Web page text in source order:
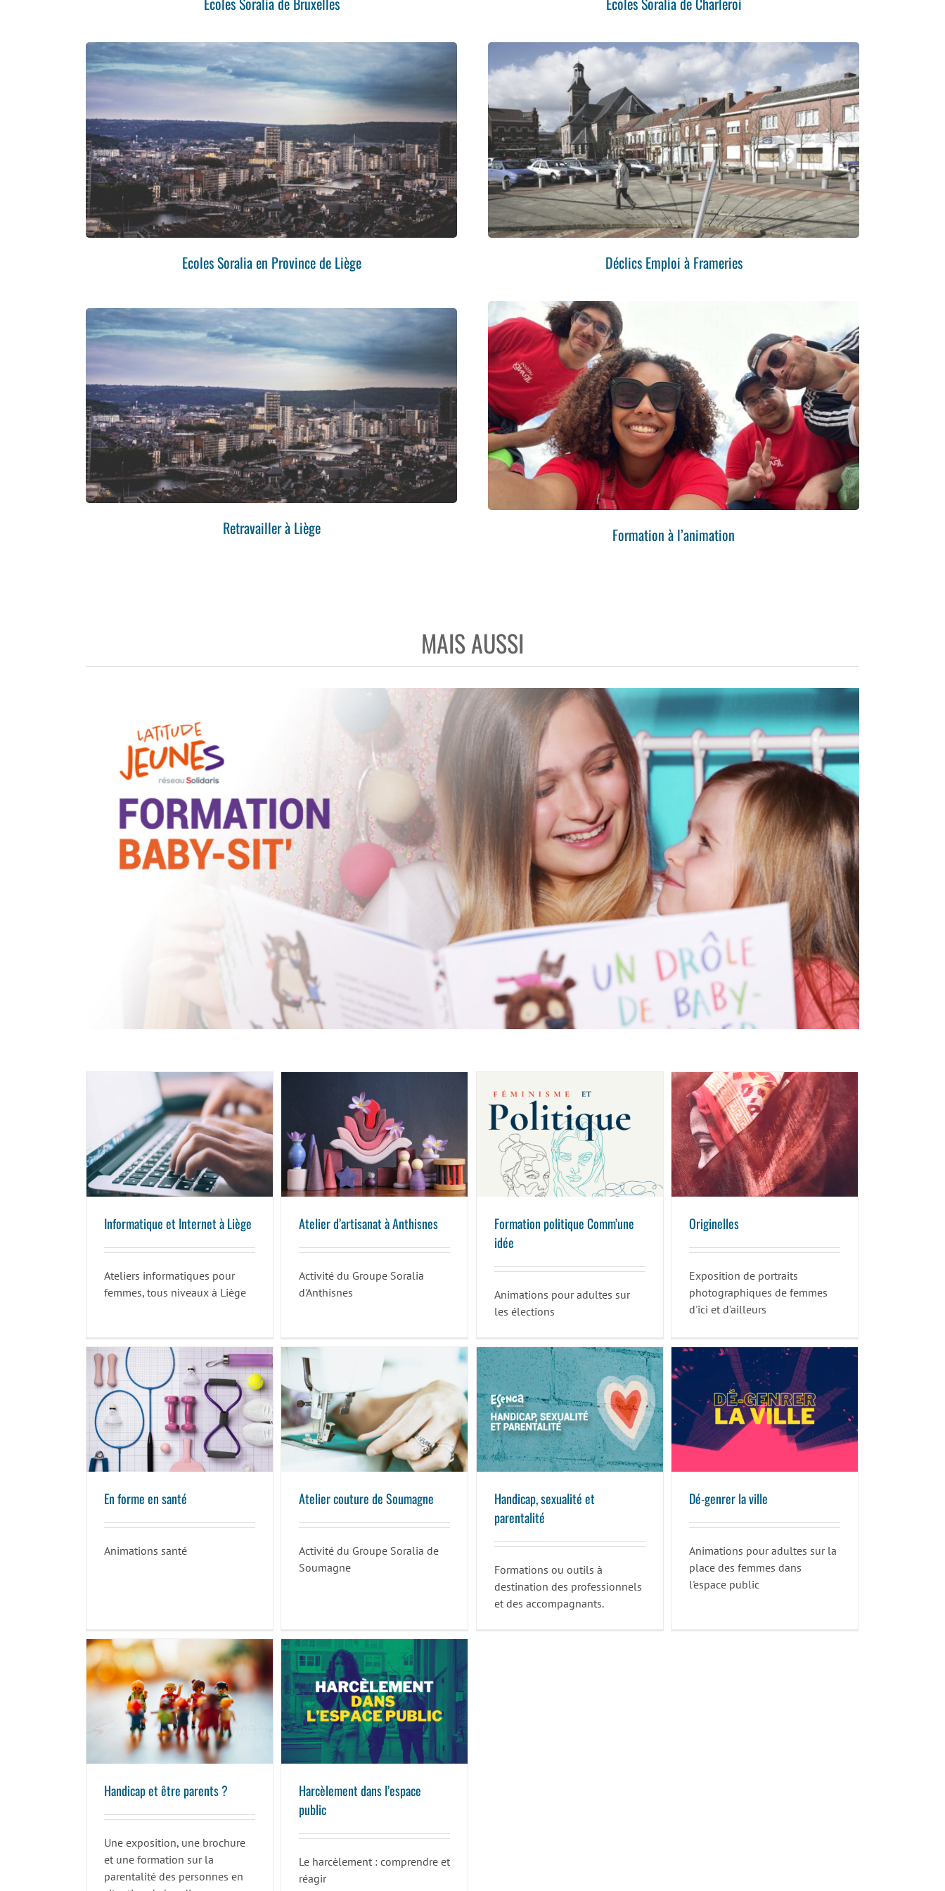
Ecoles Soralia en Province de Liège Déclics Emploi à Frameries
Retravailler à Liège Formation à l’animation
MAIS AUSSI
Informatique et Internet à Liège
Informatique et Internet à Liège
Ateliers informatiques pour
femmes, tous niveaux à Liège
Atelier d’artisanat à Anthisnes
Atelier d’artisanat à Anthisnes
Activité du Groupe Soralia
d'Anthisnes
Formation politique Comm’une idée
Formation politique Comm’une
idée
Animations pour adultes sur
les élections
Originelles
Originelles
Exposition de portraits
photographiques de femmes
d'ici et d'ailleurs
En forme en santé
En forme en santé
Animations santé
Atelier couture de Soumagne
Atelier couture de Soumagne
Activité du Groupe Soralia de
Soumagne
Handicap, sexualité et parentalité
Handicap, sexualité et
parentalité
Formations ou outils à
destination des professionnels
et des accompagnants.
Dé-genrer la ville
Dé-genrer la ville
Animations pour adultes sur la
place des femmes dans
l'espace public
Handicap et être parents ?
Handicap et être parents ?
Une exposition, une brochure
et une formation sur la
parentalité des personnes en
Harcèlement dans l’espace public
Harcèlement dans l’espace
public
Le harcèlement : comprendre et
réagir